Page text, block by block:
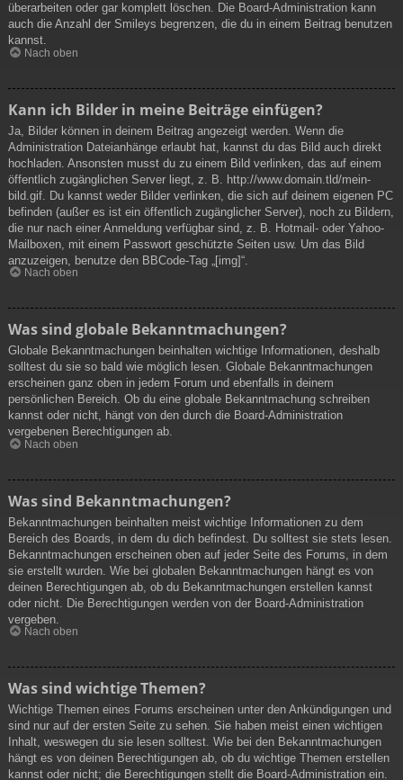
überarbeiten oder gar komplett löschen. Die Board-Administration kann
auch die Anzahl der Smileys begrenzen, die du in einem Beitrag benutzen
kannst.
Nach oben
Kann ich Bilder in meine Beiträge einfügen?
Ja, Bilder können in deinem Beitrag angezeigt werden. Wenn die
Administration Dateianhänge erlaubt hat, kannst du das Bild auch direkt
hochladen. Ansonsten musst du zu einem Bild verlinken, das auf einem
öffentlich zugänglichen Server liegt, z. B. http://www.domain.tld/mein-
bild.gif. Du kannst weder Bilder verlinken, die sich auf deinem eigenen PC
befinden (außer es ist ein öffentlich zugänglicher Server), noch zu Bildern,
die nur nach einer Anmeldung verfügbar sind, z. B. Hotmail- oder Yahoo-
Mailboxen, mit einem Passwort geschützte Seiten usw. Um das Bild
anzuzeigen, benutze den BBCode-Tag „[img]“.
Nach oben
Was sind globale Bekanntmachungen?
Globale Bekanntmachungen beinhalten wichtige Informationen, deshalb
solltest du sie so bald wie möglich lesen. Globale Bekanntmachungen
erscheinen ganz oben in jedem Forum und ebenfalls in deinem
persönlichen Bereich. Ob du eine globale Bekanntmachung schreiben
kannst oder nicht, hängt von den durch die Board-Administration
vergebenen Berechtigungen ab.
Nach oben
Was sind Bekanntmachungen?
Bekanntmachungen beinhalten meist wichtige Informationen zu dem
Bereich des Boards, in dem du dich befindest. Du solltest sie stets lesen.
Bekanntmachungen erscheinen oben auf jeder Seite des Forums, in dem
sie erstellt wurden. Wie bei globalen Bekanntmachungen hängt es von
deinen Berechtigungen ab, ob du Bekanntmachungen erstellen kannst
oder nicht. Die Berechtigungen werden von der Board-Administration
vergeben.
Nach oben
Was sind wichtige Themen?
Wichtige Themen eines Forums erscheinen unter den Ankündigungen und
sind nur auf der ersten Seite zu sehen. Sie haben meist einen wichtigen
Inhalt, weswegen du sie lesen solltest. Wie bei den Bekanntmachungen
hängt es von deinen Berechtigungen ab, ob du wichtige Themen erstellen
kannst oder nicht; die Berechtigungen stellt die Board-Administration ein.